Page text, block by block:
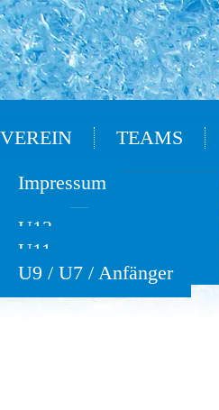
VEREIN TEAMS
Oldies
U13
U11
U9 / U7 / Anfänger
Impressum